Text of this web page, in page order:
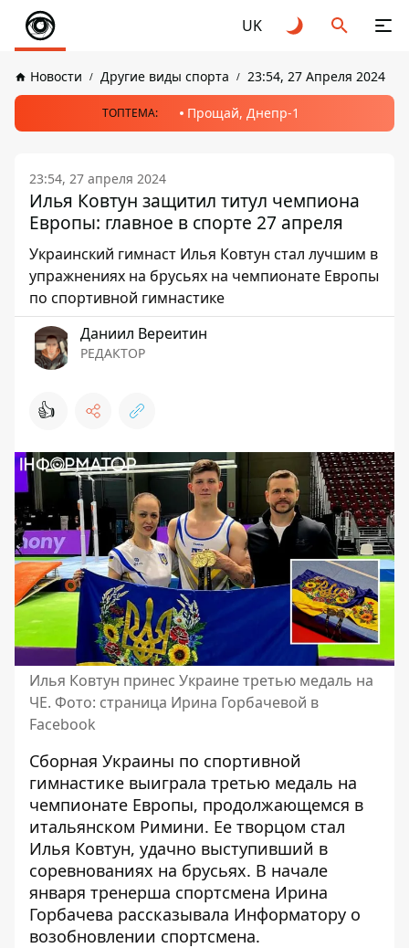
UK
Новости Другие виды спорта 23:54, 27 Апреля 2024
ТОПТЕМА: Прощай, Днепр-1
23:54, 27 апреля 2024
Илья Ковтун защитил титул чемпиона
Европы: главное в спорте 27 апреля
Украинский гимнаст Илья Ковтун стал лучшим в
упражнениях на брусьях на чемпионате Европы
по спортивной гимнастике
Даниил Вереитин
РЕДАКТОР
👍
Илья Ковтун принес Украине третью медаль на
ЧЕ. Фото: страница Ирина Горбачевой в
Facebook
Сборная Украины по спортивной
гимнастике выиграла третью медаль на
чемпионате Европы, продолжающемся в
итальянском Римини. Ее творцом стал
Илья Ковтун, удачно выступивший в
соревнованиях на брусьях. В начале
января тренерша спортсмена Ирина
Горбачева рассказывала Информатору о
возобновлении спортсмена.